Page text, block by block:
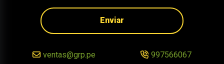
Enviar
ventas@grp.pe 997566067